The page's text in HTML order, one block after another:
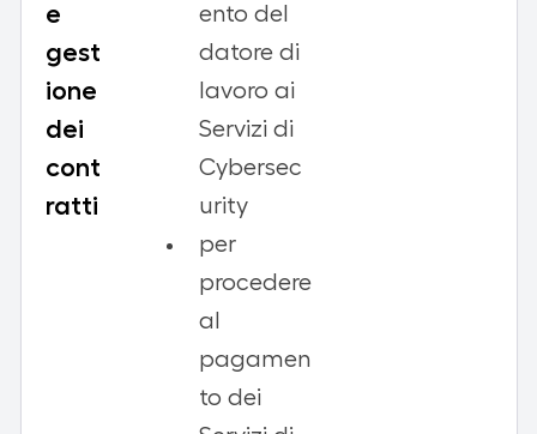
e
gest
ione
dei
cont
ratti
ento del
datore di
lavoro ai
Servizi di
Cybersec
urity
per
procedere
al
pagamen
to dei